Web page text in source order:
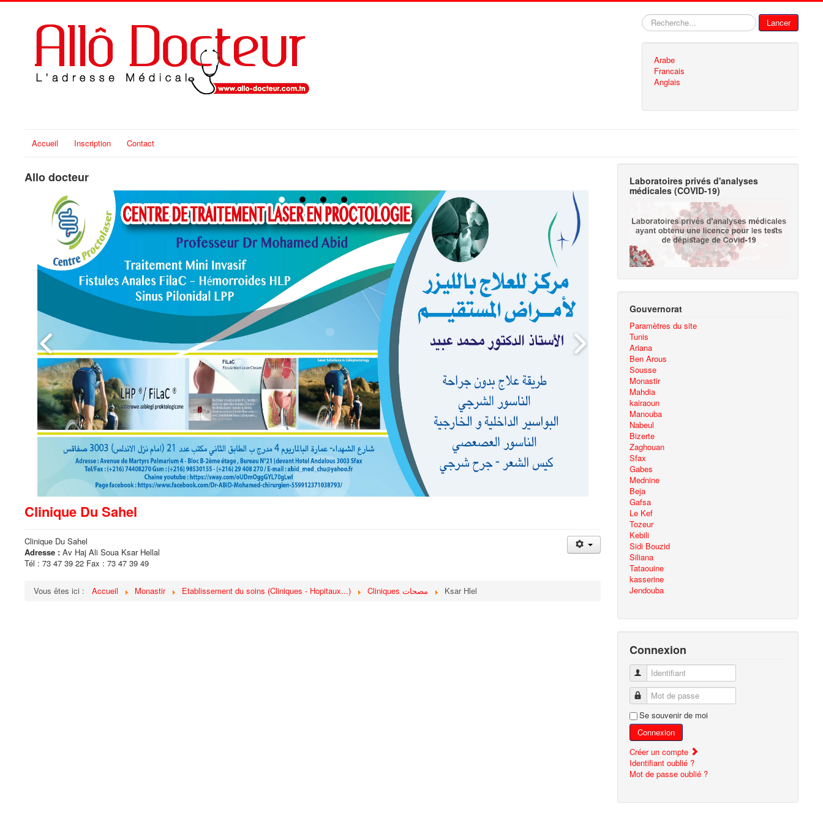
Rechercher Lancer
Arabe
Francais
Anglais
Accueil Inscription Contact
Allo docteur
Clinique Du Sahel
Clinique Du Sahel
Adresse : Av Haj Ali Soua Ksar Hellal
Tél : 73 47 39 22 Fax : 73 47 39 49
Vous êtes ici : Accueil Monastir Etablissement du soins (Cliniques - Hopitaux...) Cliniques مصحات Ksar Hlel
Laboratoires privés d'analyses
médicales (COVID-19)
Gouvernorat
Paramètres du site
Tunis
Ariana
Ben Arous
Sousse
Monastir
Mahdia
kairaoun
Manouba
Nabeul
Bizerte
Zaghouan
Sfax
Gabes
Mednine
Beja
Gafsa
Le Kef
Tozeur
Kebili
Sidi Bouzid
Siliana
Tataouine
kasserine
Jendouba
Connexion
Identifiant
Mot de passe
Se souvenir de moi
Connexion
Créer un compte
Identifiant oublié ?
Mot de passe oublié ?